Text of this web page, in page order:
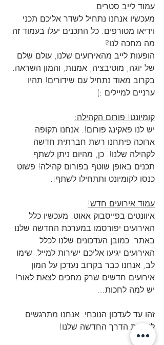
עמוד לייב סטרים:
מעכשיו אנחנו נתחיל לשדר אליכם תכני
וידיאו מטורפים. כל התכנים יעלו בעמוד זה.
מה מחכה לנו?
הופעות לייב מהאירועים שלנו, עולם שלם
של יוגה, מוטיבציה, אמנות, והמון השראה.
בקרוב מאוד נתחיל עם שידורים! תהיו
ערניים למיילים :)
קומיונט! פורום הקהילה:
יש לנו פאקינג פורום!. אנחנו תקופה
ארוכה פיתחנו רשת חברתית חדשה
לקהילה שלנו!. כן, מהיום ניתן לשתף
תכנים באופן שוטף בפורום קהילה! פשוט
כנסו לקומיונט ותתחילו לשתף!.
עמוד אירועים חדש!
איוונטים בפייסבוק אאוט! מעכשיו כלל
האירועים יפורסמו במערכת החדשה שלנו
באתר. כמובן העדכונים שלנו לכלל
האירועים יגיעו אליכם ישירות למייל. שימו
לב, אנחנו כבר בקרוב נעדכן על המון
אירועים חדשים שרק מחכים לצאת לאור!.
יש למה לחכות…
זהו עד לעדכון הנוכחי. אנחנו מתרגשים
לקראת הדרך החדשה שלנו!